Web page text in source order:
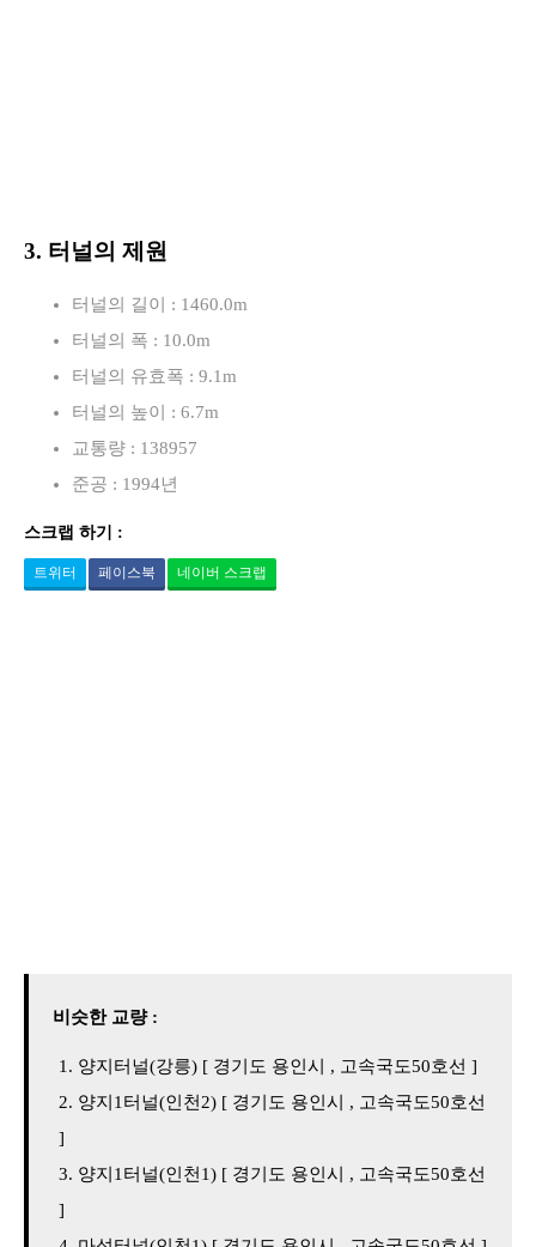
3. 터널의 제원
터널의 길이 : 1460.0m
터널의 폭 : 10.0m
터널의 유효폭 : 9.1m
터널의 높이 : 6.7m
교통량 : 138957
준공 : 1994년
스크랩 하기 :
트위터 페이스북 네이버 스크랩
비슷한 교량 :
양지터널(강릉) [ 경기도 용인시 , 고속국도50호선 ]
양지1터널(인천2) [ 경기도 용인시 , 고속국도50호선
]
양지1터널(인천1) [ 경기도 용인시 , 고속국도50호선
]